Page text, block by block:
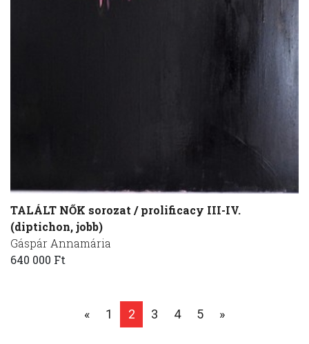
TALÁLT NŐK sorozat / prolificacy III-IV.
(diptichon, jobb)
Gáspár Annamária
640 000 Ft
« 1 2 3 4 5 »